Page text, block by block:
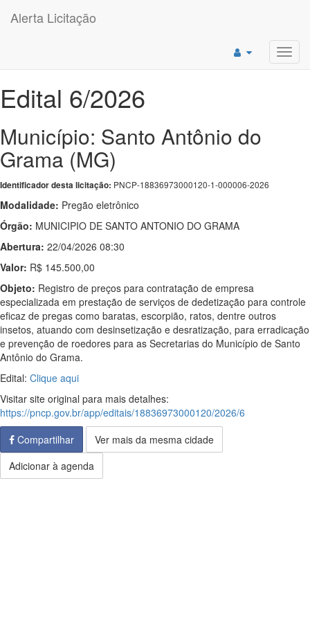
Alerta Licitação
Edital 6/2026
Município: Santo Antônio do
Grama (MG)
Identificador desta licitação: PNCP-18836973000120-1-000006-2026
Modalidade: Pregão eletrônico
Órgão: MUNICIPIO DE SANTO ANTONIO DO GRAMA
Abertura: 22/04/2026 08:30
Valor: R$ 145.500,00
Objeto: Registro de preços para contratação de empresa
especializada em prestação de serviços de dedetização para controle
eficaz de pregas como baratas, escorpião, ratos, dentre outros
insetos, atuando com desinsetização e desratização, para erradicação
e prevenção de roedores para as Secretarias do Município de Santo
Antônio do Grama.
Edital: Clique aqui
Visitar site original para mais detalhes:
https://pncp.gov.br/app/editais/18836973000120/2026/6
Compartilhar
Ver mais da mesma cidade
Adicionar à agenda